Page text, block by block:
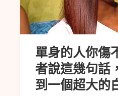
單身的人你傷
者說這幾句話
到一個超大的